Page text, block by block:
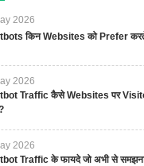
2026
किन Websites को Prefer
2026
Traffic कैसे Websites पर
2026
Traffic के फायदे जो अभी से